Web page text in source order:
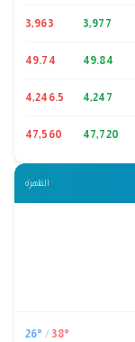
3,977
3,963
49.84
49.74
4,247
4,246.5
47,720
47,560
القاهرة
38°
/
26°